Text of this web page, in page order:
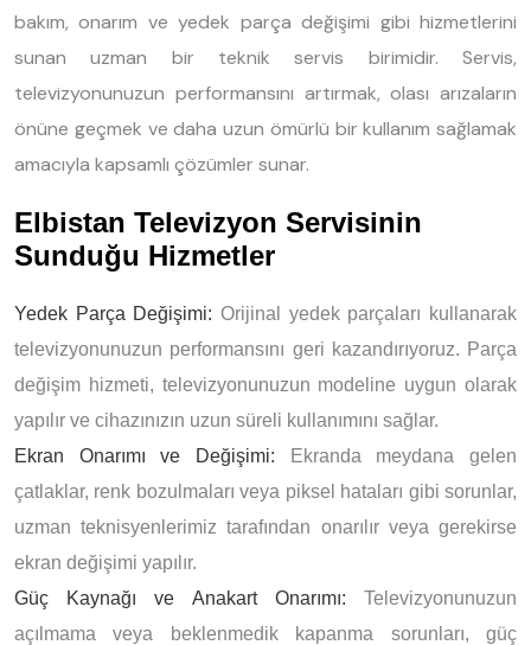
bakım, onarım ve yedek parça değişimi gibi hizmetlerini
sunan uzman bir teknik servis birimidir. Servis,
televizyonunuzun performansını artırmak, olası arızaların
önüne geçmek ve daha uzun ömürlü bir kullanım sağlamak
amacıyla kapsamlı çözümler sunar.
Elbistan Televizyon Servisinin
Sunduğu Hizmetler
Yedek Parça Değişimi: Orijinal yedek parçaları kullanarak
televizyonunuzun performansını geri kazandırıyoruz. Parça
değişim hizmeti, televizyonunuzun modeline uygun olarak
yapılır ve cihazınızın uzun süreli kullanımını sağlar.
Ekran Onarımı ve Değişimi: Ekranda meydana gelen
çatlaklar, renk bozulmaları veya piksel hataları gibi sorunlar,
uzman teknisyenlerimiz tarafından onarılır veya gerekirse
ekran değişimi yapılır.
Güç Kaynağı ve Anakart Onarımı: Televizyonunuzun
açılmama veya beklenmedik kapanma sorunları, güç